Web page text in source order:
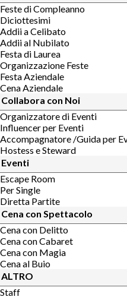
Feste di Compleanno
Diciottesimi
Addii a Celibato
Addii al Nubilato
Festa di Laurea
Organizzazione Feste
Festa Aziendale
Cena Aziendale
Collabora con Noi
Organizzatore di Eventi
Influencer per Eventi
Accompagnatore /Guida per
Hostess e Steward
Eventi
Escape Room
Per Single
Diretta Partite
Cena con Spettacolo
Cena con Delitto
Cena con Cabaret
Cena con Magia
Cena al Buio
ALTRO
Staff